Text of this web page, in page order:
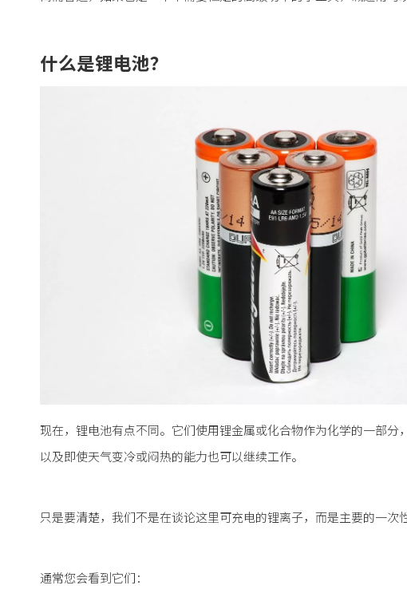
什么是锂电池？
现在，锂电池有点不同。它们使用锂金属或化合物作为化学的一部
以及即使天气变冷或闷热的能力也可以继续工作。
只是要清楚，我们不是在谈论这里可充电的锂离子，而是主要的一次
通常您会看到它们：